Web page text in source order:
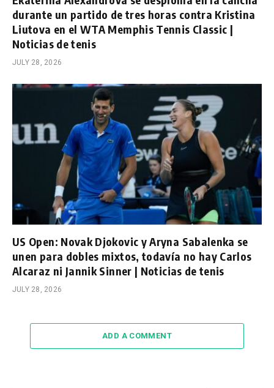
durante un partido de tres horas contra Kristina
Liutova en el WTA Memphis Tennis Classic |
Noticias de tenis
JULY 28, 2026
US Open: Novak Djokovic y Aryna Sabalenka se
unen para dobles mixtos, todavía no hay Carlos
Alcaraz ni Jannik Sinner | Noticias de tenis
JULY 28, 2026
ADD A COMMENT